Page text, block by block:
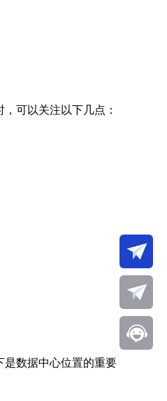
可以关注以下几点：
是数据中心位置的重要